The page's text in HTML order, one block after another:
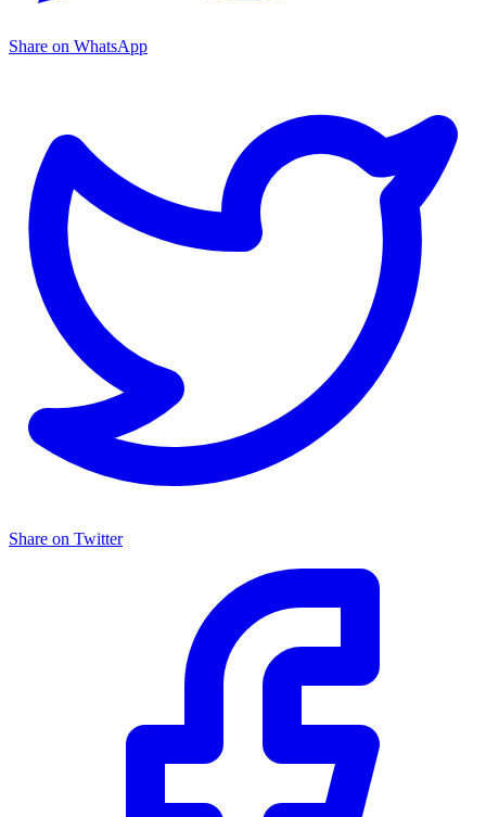
Share on WhatsApp
Share on Twitter